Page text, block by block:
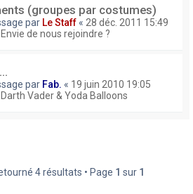
(groupes par costumes)
par Le Staff « 28 déc. 2011 15:49
Envie de nous rejoindre ?
par Fab. « 19 juin 2010 19:05
Darth Vader & Yoda Balloons
4 résultats • Page 1 sur 1